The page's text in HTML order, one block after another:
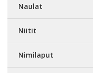
Naulat
Niitit
Nimilaput